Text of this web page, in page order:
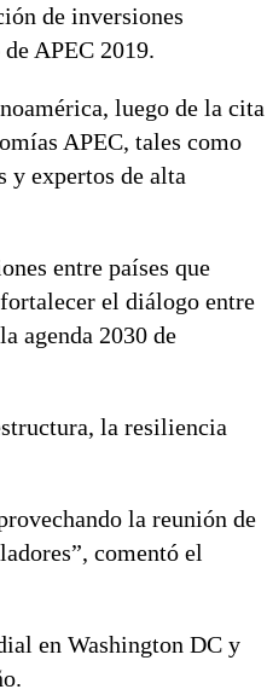
de inversiones
APEC 2019.
luego de la cita
APEC, tales como
y expertos de alta
entre países que
el diálogo entre
agenda 2030 de
la resiliencia
la reunión de
comentó el
en Washington DC y